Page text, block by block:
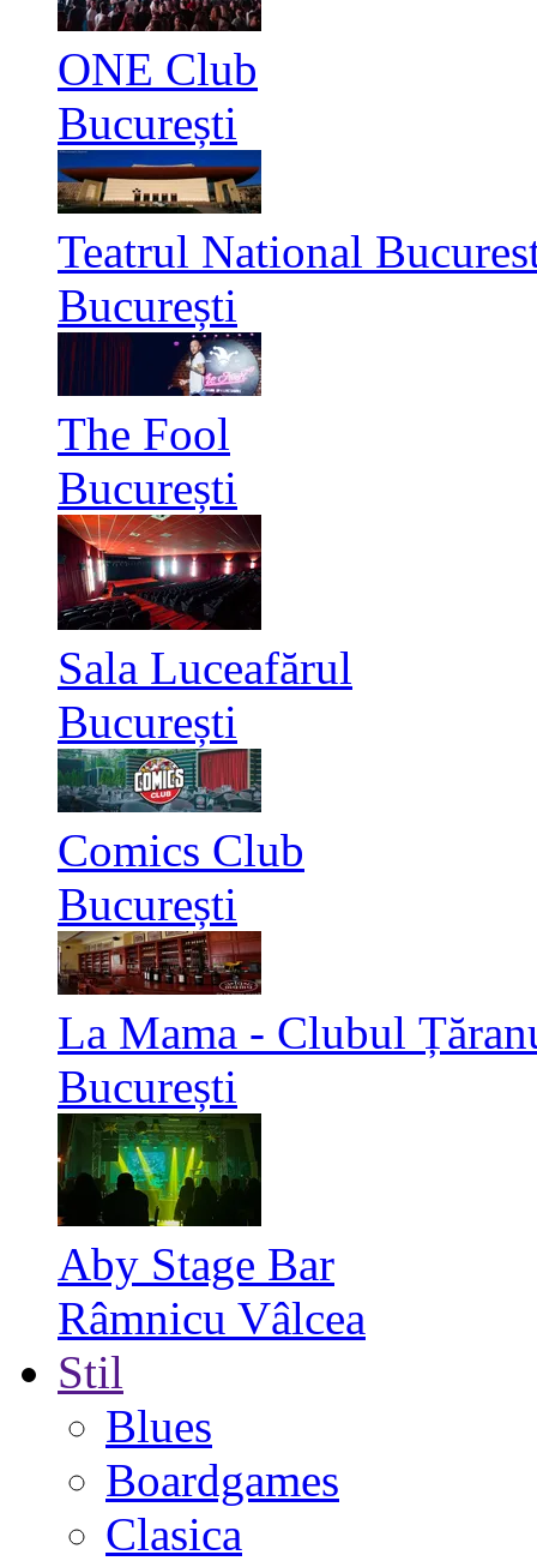
ONE Club
București
Teatrul National
București
The Fool
București
Sala Luceafărul
București
Comics Club
București
La Mama - Clubul
București
Aby Stage Bar
Râmnicu Vâlcea
Stil
Blues
Boardgames
Clasica